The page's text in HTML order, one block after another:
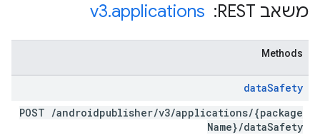
משאב REST: ‏ v3.applications
Methods
dataSafety
POST /androidpublisher/v3/applications/{package
Name}/dataSafety